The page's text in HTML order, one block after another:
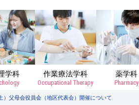
学科 作業療法学科
Occupational Therapy
薬学科
Pharmacy
父母会役員会（地区代表会）開催について